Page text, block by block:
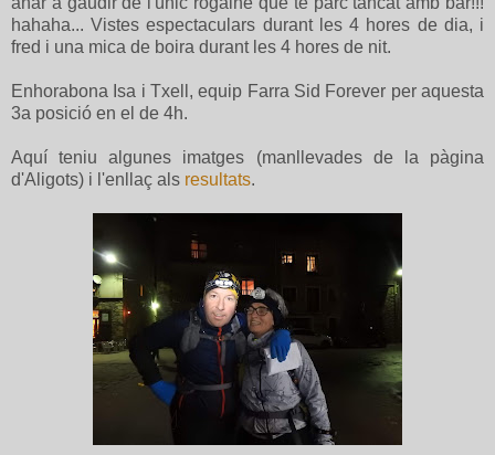
hahaha... Vistes espectaculars durant les 4 hores de dia, i
fred i una mica de boira durant les 4 hores de nit.
Enhorabona Isa i Txell, equip Farra Sid Forever per aquesta
3a posició en el de 4h.
Aquí teniu algunes imatges (manllevades de la pàgina
d'Aligots) i l'enllaç als resultats.